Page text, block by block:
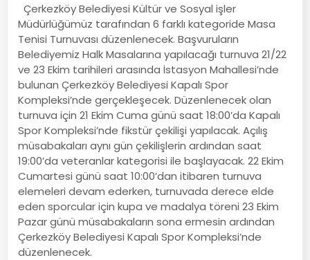
Çerkezköy Belediyesi Kültür ve Sosyal işler
Müdürlüğümüz tarafından 6 farklı kategoride Masa
Tenisi Turnuvası düzenlenecek. Başvuruların
Belediyemiz Halk Masalarına yapılacağı turnuva 21/22
ve 23 Ekim tarihileri arasında İstasyon Mahallesi’nde
bulunan Çerkezköy Belediyesi Kapalı Spor
Kompleksi’nde gerçekleşecek. Düzenlenecek olan
turnuva için 21 Ekim Cuma günü saat 18:00’da Kapalı
Spor Kompleksi’nde fikstür çekilişi yapılacak. Açılış
müsabakaları aynı gün çekilişlerin ardından saat
19:00’da veteranlar kategorisi ile başlayacak. 22 Ekim
Cumartesi günü saat 10:00’dan itibaren turnuva
elemeleri devam ederken, turnuvada derece elde
eden sporcular için kupa ve madalya töreni 23 Ekim
Pazar günü müsabakaların sona ermesin ardından
Çerkezköy Belediyesi Kapalı Spor Kompleksi’nde
düzenlenecek.